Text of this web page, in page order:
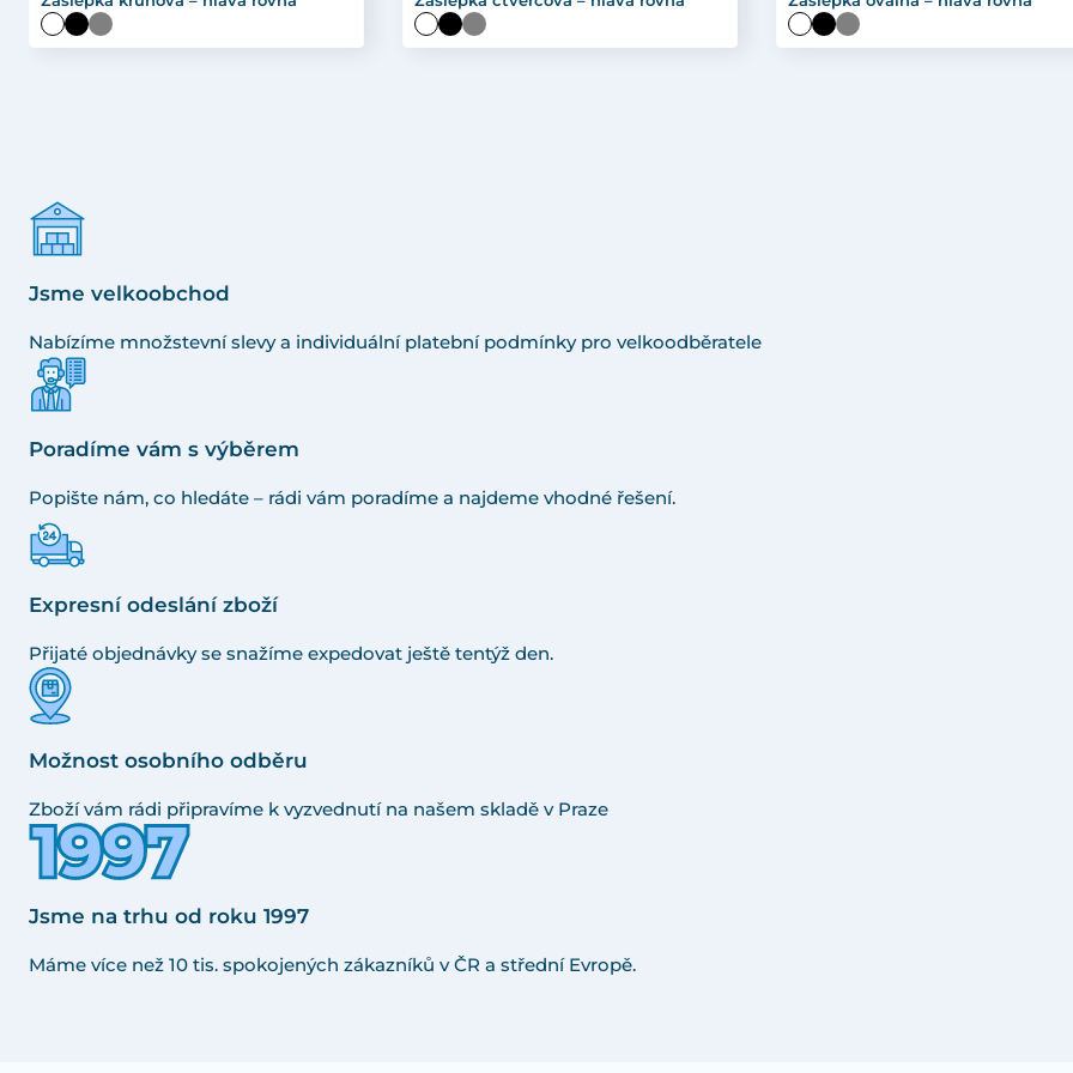
Jsme velkoobchod
Nabízíme množstevní slevy a individuální platební podmínky pro velkoodběratele
Poradíme vám s výběrem
Popište nám, co hledáte – rádi vám poradíme a najdeme vhodné řešení.
Expresní odeslání zboží
Přijaté objednávky se snažíme expedovat ještě tentýž den.
Možnost osobního odběru
Zboží vám rádi připravíme k vyzvednutí na našem skladě v Praze
Jsme na trhu od roku 1997
Máme více než 10 tis. spokojených zákazníků v ČR a střední Evropě.